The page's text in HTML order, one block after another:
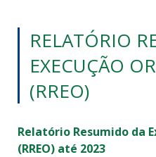
RELATÓRIO
EXECUÇÃO
(RREO)
Relatório Resumido da
(RREO) até 2023